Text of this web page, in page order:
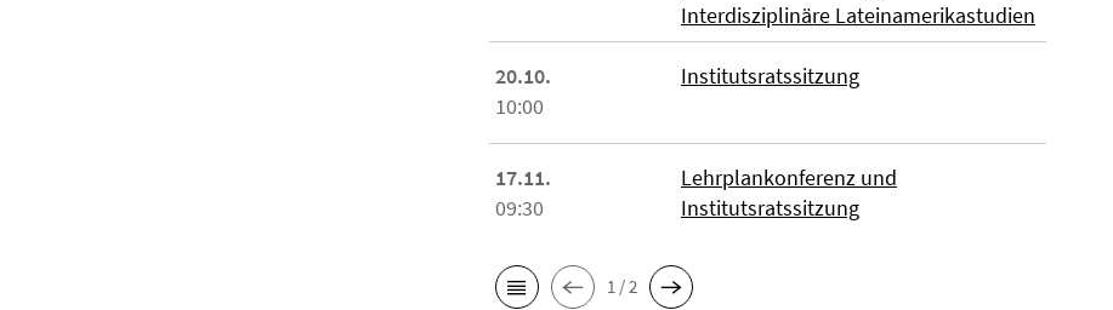
Interdisziplinäre Lateinamerikastudien
20.10.
10:00
Institutsratssitzung
17.11.
09:30
Lehrplankonferenz und
Institutsratssitzung
1 / 2